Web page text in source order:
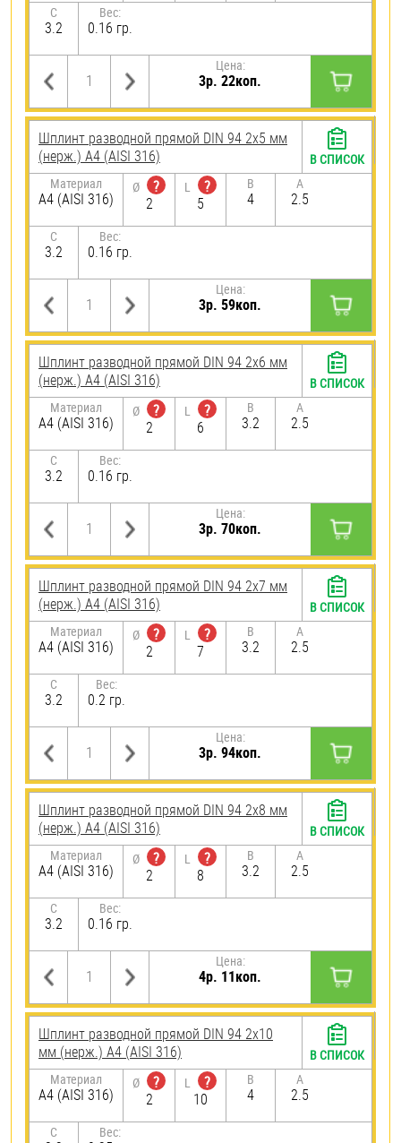
C
3.2
Вес:
0.16 гр.
Цена:
3р. 22коп.
Шплинт разводной прямой DIN 94 2х5 мм
(нерж.) A4 (AISI 316)
Материал
A4 (AISI 316)
Ø
?
2
L
?
5
B
4
A
2.5
C
3.2
Вес:
0.16 гр.
Цена:
3р. 59коп.
В СПИСОК
Шплинт разводной прямой DIN 94 2х6 мм
(нерж.) A4 (AISI 316)
Материал
A4 (AISI 316)
Ø
?
2
L
?
6
B
3.2
A
2.5
C
3.2
Вес:
0.16 гр.
Цена:
3р. 70коп.
В СПИСОК
Шплинт разводной прямой DIN 94 2х7 мм
(нерж.) A4 (AISI 316)
Материал
A4 (AISI 316)
Ø
?
2
L
?
7
B
3.2
A
2.5
C
3.2
Вес:
0.2 гр.
Цена:
3р. 94коп.
В СПИСОК
Шплинт разводной прямой DIN 94 2х8 мм
(нерж.) A4 (AISI 316)
Материал
A4 (AISI 316)
Ø
?
2
L
?
8
B
3.2
A
2.5
C
3.2
Вес:
0.16 гр.
Цена:
4р. 11коп.
В СПИСОК
Шплинт разводной прямой DIN 94 2х10
мм (нерж.) A4 (AISI 316)
Материал
A4 (AISI 316)
Ø
?
2
L
?
10
B
4
A
2.5
C Вес:
В СПИСОК